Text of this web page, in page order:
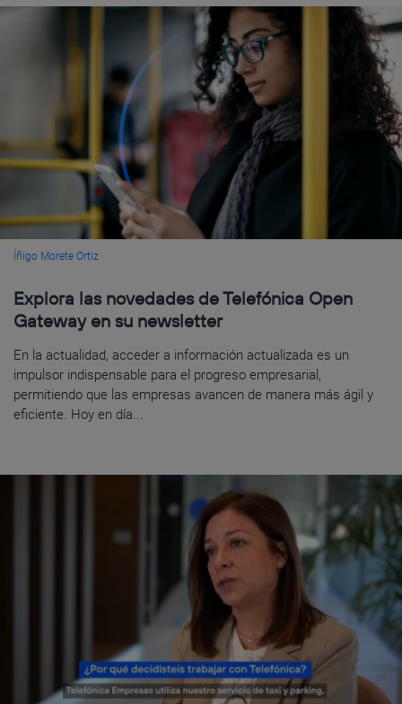
Íñigo Morete Ortiz
Explora las novedades de Telefónica Open
Gateway en su newsletter
En la actualidad, acceder a información actualizada es un
impulsor indispensable para el progreso empresarial,
permitiendo que las empresas avancen de manera más ágil y
eficiente. Hoy en día...